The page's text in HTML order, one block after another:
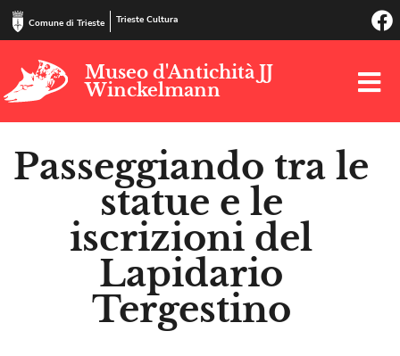
Comune di Trieste Trieste Cultura
Museo d'Antichità JJ
Winckelmann
Passeggiando tra le
statue e le
iscrizioni del
Lapidario
Tergestino